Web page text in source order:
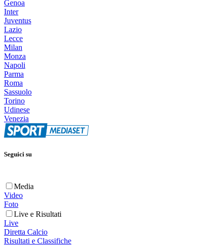
Genoa
Inter
Juventus
Lazio
Lecce
Milan
Monza
Napoli
Parma
Roma
Sassuolo
Torino
Udinese
Venezia
Seguici su
Media
Video
Foto
Live e Risultati
Live
Diretta Calcio
Risultati e Classifiche